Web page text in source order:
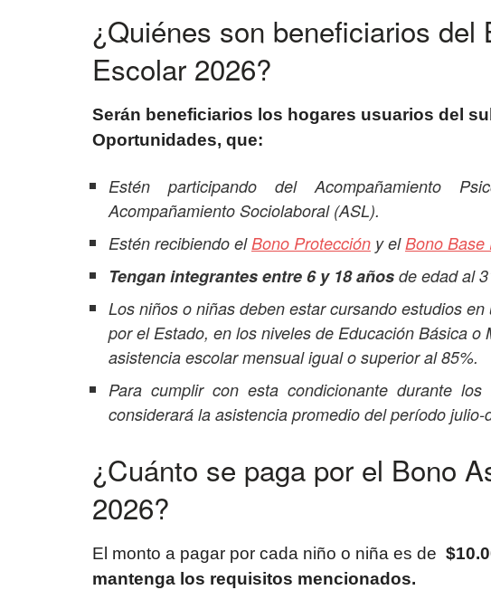
¿Quiénes son beneficiarios del
Escolar 2026?
Serán beneficiarios los hogares usuarios del
Oportunidades, que:
Estén participando del Acompañamiento
Acompañamiento Sociolaboral (ASL).
Estén recibiendo elBono Protección y elBono Base
Tengan integrantes entre 6 y 18 años de edad al
Los niños o niñas deben estar cursando estudios
por el Estado, en los niveles de Educación Básica o
asistencia escolar mensual igual o superior al 85%.
Para cumplir con esta condicionante durante
considerará la asistencia promedio del período julio-
¿Cuánto se paga por el Bono
2026?
El monto a pagar por cada niño o niña es de
mantenga los requisitos mencionados.